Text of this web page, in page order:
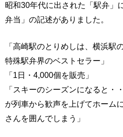
昭和30年代に出された「駅弁」
弁当」の記述がありました。
「高崎駅のとりめしは、横浜駅
特殊駅弁界のベストセラー」
「1日・4,000個を販売」
「スキーのシーズンになると・
が列車から歓声を上げてホーム
さんを囲んでしまう」